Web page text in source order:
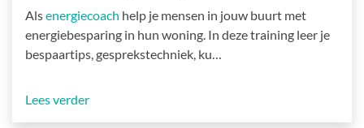
Alsenergiecoach help je mensen in jouw buurt met
energiebesparing in hun woning. In deze training leer je
bespaartips, gesprekstechniek, ku…
Lees verder